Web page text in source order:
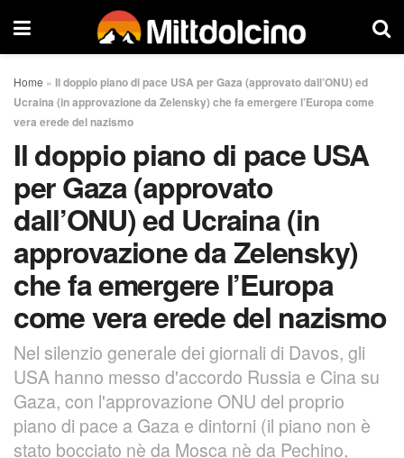
Home » Il doppio piano di pace USA per Gaza (approvato dall’ONU) ed
Ucraina (in approvazione da Zelensky) che fa emergere l’Europa come
vera erede del nazismo
Il doppio piano di pace USA
per Gaza (approvato
dall’ONU) ed Ucraina (in
approvazione da Zelensky)
che fa emergere l’Europa
come vera erede del nazismo
Nel silenzio generale dei giornali di Davos, gli
USA hanno messo d'accordo Russia e Cina su
Gaza, con l'approvazione ONU del proprio
piano di pace a Gaza e dintorni (il piano non è
stato bocciato nè da Mosca nè da Pechino,